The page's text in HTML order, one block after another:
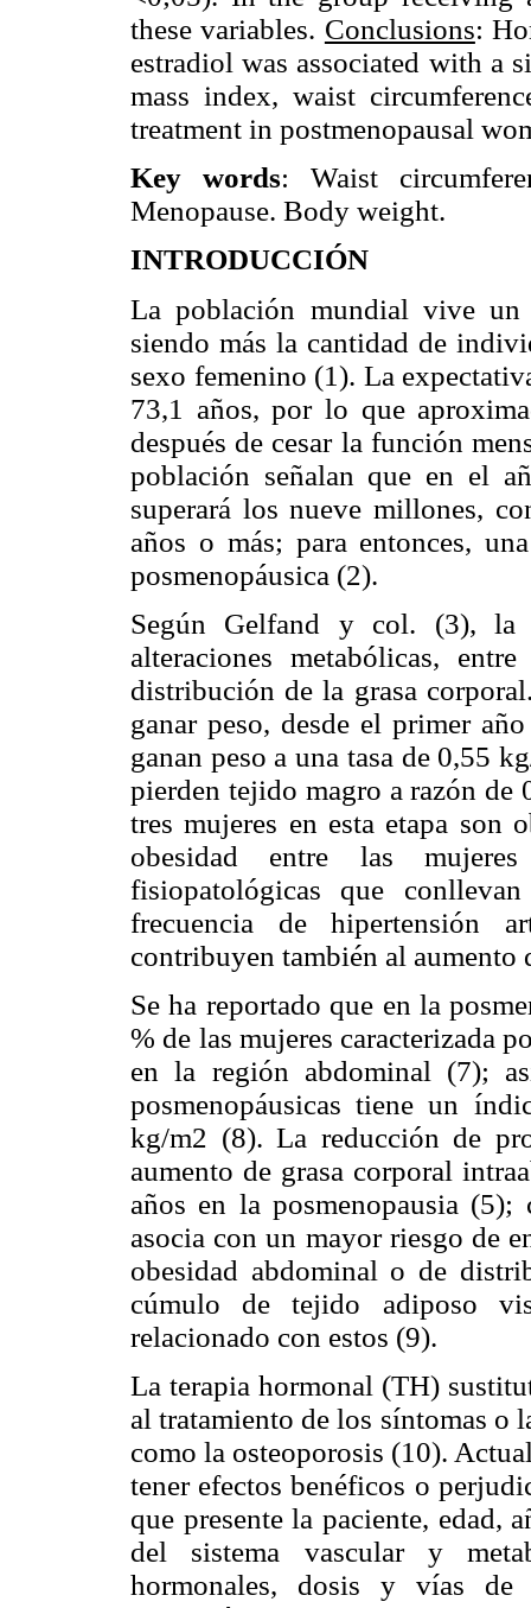
these variables. Conclusions:
estradiol was associated with a
mass index, waist
treatment in postmenopausal
Key words: Waist
Menopause. Body weight.
INTRODUCCIÓN
La población mundial vive un
siendo más la cantidad de
sexo femenino (1). La
73,1 años, por lo que
después de cesar la función
población señalan que en el
superará los nueve millones,
años o más; para entonces,
posmenopáusica (2).
Según Gelfand y col. (3), la
alteraciones metabólicas,
distribución de la grasa
ganar peso, desde el primer
ganan peso a una tasa de 0,55
pierden tejido magro a razón de
tres mujeres en esta etapa son
obesidad entre las
fisiopatológicas que
frecuencia de hipertensión
contribuyen también al aumento
Se ha reportado que en la
% de las mujeres caracterizada
en la región abdominal (7);
posmenopáusicas tiene un
kg/m2 (8). La reducción de
aumento de grasa corporal
años en la posmenopausia
asocia con un mayor riesgo de
obesidad abdominal o de
cúmulo de tejido adiposo
relacionado con estos (9).
La terapia hormonal (TH)
al tratamiento de los síntomas o
como la osteoporosis (10).
tener efectos benéficos o
que presente la paciente, edad,
del sistema vascular y
hormonales, dosis y vías de